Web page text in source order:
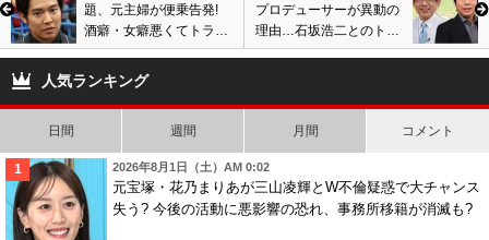
題、元主婦が便乗告発!
酒癖・女癖悪くてトラブ
ル、元彼女・紗栄子との
破局が原因で変貌?
プロデューサーが異動の
理由…石坂浩二とのトラ
ブル、曜変天目茶碗のニ
人気ランキング
日間 週間 月間 コメント
2026年8月1日（土）AM 0:02
元宝塚・花乃まりあが三山凌輝とW不倫疑惑で大チャンス
失う? 今後の活動に悪影響の恐れ、事務所移籍が消滅も?